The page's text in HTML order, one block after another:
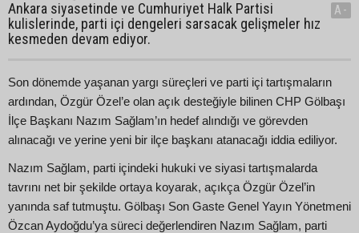
Ankara siyasetinde ve Cumhuriyet Halk Partisi
kulislerinde, parti içi dengeleri sarsacak gelişmeler hız
kesmeden devam ediyor.
A-
Son dönemde yaşanan yargı süreçleri ve parti içi tartışmaların
ardından, Özgür Özel’e olan açık desteğiyle bilinen CHP Gölbaşı
İlçe Başkanı Nazım Sağlam’ın hedef alındığı ve görevden
alınacağı ve yerine yeni bir ilçe başkanı atanacağı iddia ediliyor.
Nazım Sağlam, parti içindeki hukuki ve siyasi tartışmalarda
tavrını net bir şekilde ortaya koyarak, açıkça Özgür Özel’in
yanında saf tutmuştu. Gölbaşı Son Gaste Genel Yayın Yönetmeni
Özcan Aydoğdu’ya süreci değerlendiren Nazım Sağlam, parti